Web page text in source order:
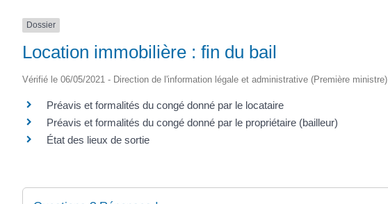
Dossier
Location immobilière : fin du bail
Vérifié le 06/05/2021 - Direction de l'information légale et administrative (Première ministre)
Préavis et formalités du congé donné par le locataire
Préavis et formalités du congé donné par le propriétaire (bailleur)
État des lieux de sortie